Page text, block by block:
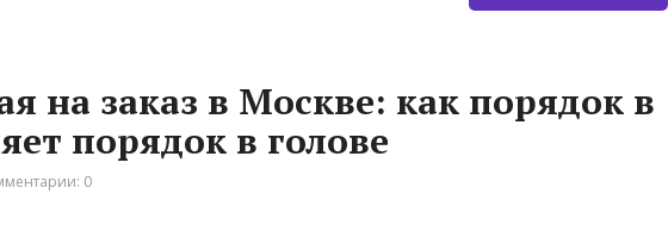
на заказ в Москве: как порядок в
порядок в голове
0